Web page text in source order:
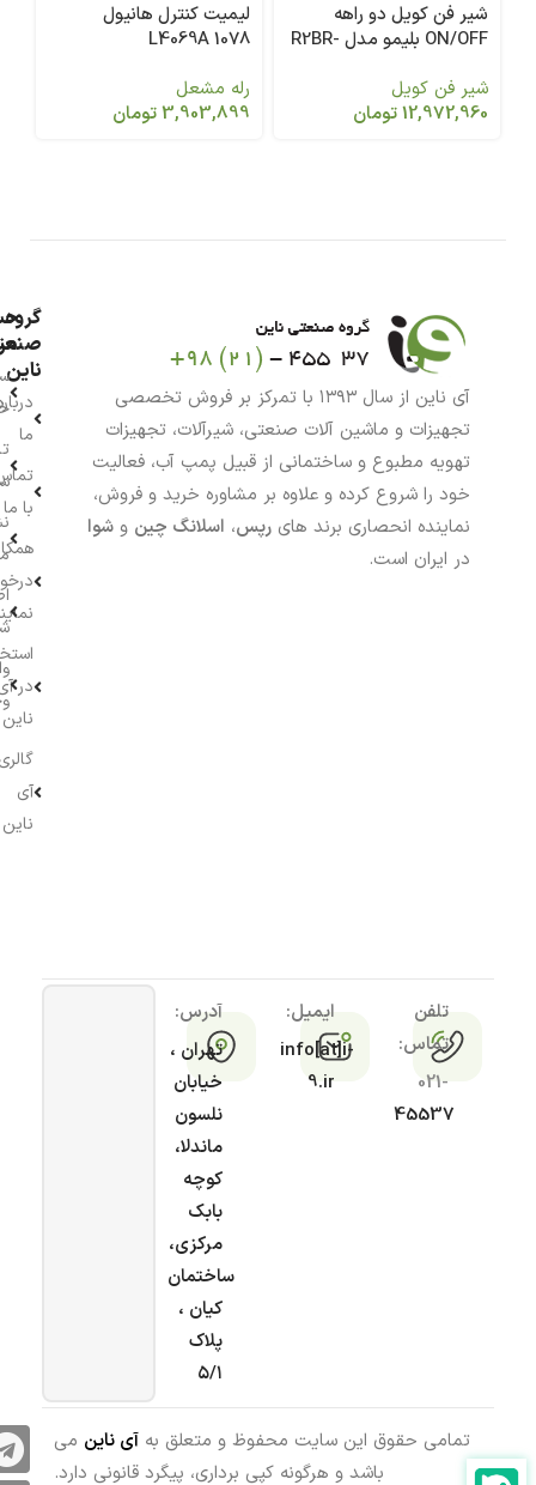
شیر فن کویل دو راهه
ON/OFF بلیمو مدل R2BR-
شیر فن کویل
12,972,960تومان
لیمیت کنترل هانیول
L4069A 1078
رله مشعل
3,903,899تومان
آی ناین از سال ۱۳۹۳ با تمرکز بر فروش تخصصی
تجهیزات و ماشین آلات صنعتی، شیرآلات، تجهیزات
تهویه مطبوع و ساختمانی از قبیل پمپ آب، فعالیت
خود را شروع کرده و علاوه بر مشاوره خرید و فروش،
نماینده انحصاری برند های رپس، اسلانگ چین و شوا
در ایران است.
گروه
ناین
ما
با ما
در
ناین
آی
ناین
تلفن
تماس:
021-
45537
ایمیل:
info[at]i-
9.ir
آدرس:
تهران ،
خیابان
نلسون
ماندلا،
کوچه
بابک
مرکزی،
ساختمان
کیان ،
پلاک
۵/۱
تمامی حقوق این سایت محفوظ و متعلق به آی ناین می
باشد و هرگونه کپی برداری، پیگرد قانونی دارد.